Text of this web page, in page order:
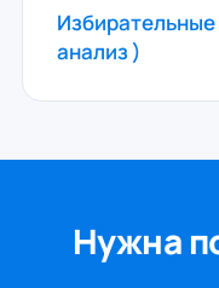
анализ )
Нужна